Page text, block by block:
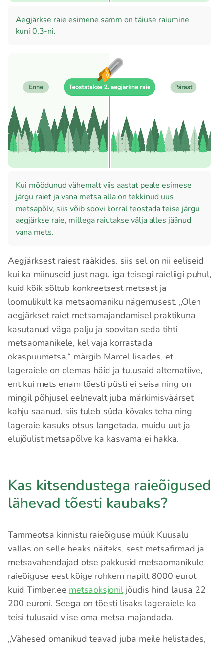
Aegjärkse raie esimene samm on täiuse raiumine
kuni 0,3-ni.
Kui möödunud vähemalt viis aastat peale esimese
järgu raiet ja vana metsa alla on tekkinud uus
metsapõlv, siis võib soovi korral teostada teise järgu
aegjärkse raie, millega raiutakse välja alles jäänud
vana mets.
Aegjärksest raiest rääkides, siis sel on nii eeliseid
kui ka miinuseid just nagu iga teisegi raieliigi puhul,
kuid kõik sõltub konkreetsest metsast ja
loomulikult ka metsaomaniku nägemusest. „Olen
aegjärkset raiet metsamajandamisel praktikuna
kasutanud väga palju ja soovitan seda tihti
metsaomanikele, kel vaja korrastada
okaspuumetsa,“ märgib Marcel lisades, et
lageraiele on olemas häid ja tulusaid alternatiive,
ent kui mets enam tõesti püsti ei seisa ning on
mingil põhjusel eelnevalt juba märkimisväärset
kahju saanud, siis tuleb süda kõvaks teha ning
lageraie kasuks otsus langetada, muidu uut ja
elujõulist metsapõlve ka kasvama ei hakka.
Kas kitsendustega raieõigused
lähevad tõesti kaubaks?
Tammeotsa kinnistu raieõiguse müük Kuusalu
vallas on selle heaks näiteks, sest metsafirmad ja
metsavahendajad otse pakkusid metsaomanikule
raieõiguse eest kõige rohkem napilt 8000 eurot,
kuid Timber.ee metsaoksjoniljõudis hind lausa 22
200 euroni. Seega on tõesti lisaks lageraiele ka
teisi tulusaid viise oma metsa majandada.
„Vähesed omanikud teavad juba meile helistades,